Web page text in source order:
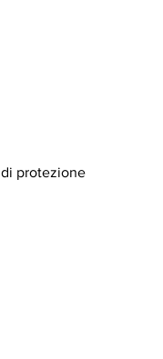
di protezione